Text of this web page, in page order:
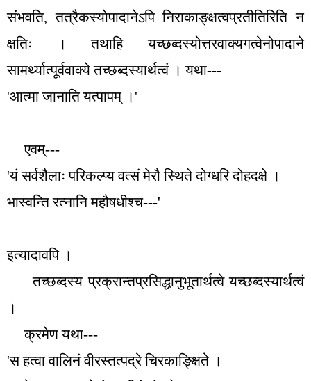
संभवति,तत्रैकस्योपादानेऽपि निराकाङ्क्षत्वप्रतीतिरिति न
क्षतिः । तथाहि यच्छब्दस्योत्तरवाक्यगत्वेनोपादाने
सामर्थ्यात्पूर्ववाक्ये तच्छब्दस्यार्थत्वं । यथा---
'आत्मा जानाति यत्पापम् । '
एवम्---
'यं सर्वशैलाः परिकल्प्य वत्सं मेरौ स्थिते दोग्धरि दोहदक्षे ।
भास्वन्ति रत्नानि महौषधीश्च---'
इत्यादावपि ।
तच्छब्दस्य प्रक्रान्तप्रसिद्धानुभूतार्थत्वे यच्छब्दस्यार्थत्वं
।
क्रमेण यथा---
'स हत्वा वालिनं वीरस्तत्पद्रे चिरकाङ्क्षिते ।